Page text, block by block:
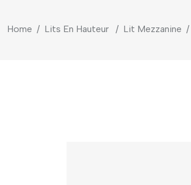
Home / Lits En Hauteur / Lit Mezzanine /